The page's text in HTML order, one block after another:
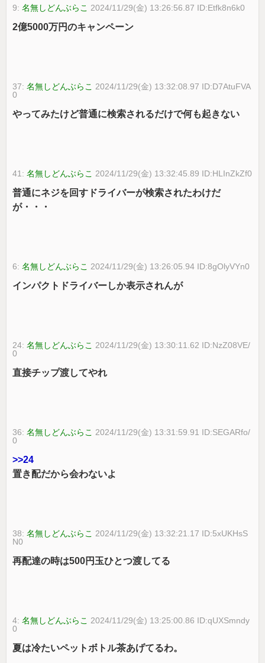
9:名無しどんぶらこ 2024/11/29(金) 13:26:56.87 ID:Etfk8n6k0
2億5000万円のキャンペーン
37:名無しどんぶらこ 2024/11/29(金) 13:32:08.97 ID:D7AtuFVA
0
やってみたけど普通に検索されるだけで何も起きない
41:名無しどんぶらこ 2024/11/29(金) 13:32:45.89 ID:HLInZkZf0
普通にネジを回すドライバーが検索されたわけだ
が・・・
6:名無しどんぶらこ 2024/11/29(金) 13:26:05.94 ID:8gOlyVYn0
インパクトドライバーしか表示されんが
24:名無しどんぶらこ 2024/11/29(金) 13:30:11.62 ID:NzZ08VE/
0
直接チップ渡してやれ
36:名無しどんぶらこ 2024/11/29(金) 13:31:59.91 ID:SEGARfo/
0
>>24
置き配だから会わないよ
38:名無しどんぶらこ 2024/11/29(金) 13:32:21.17 ID:5xUKHsS
N0
再配達の時は500円玉ひとつ渡してる
4:名無しどんぶらこ 2024/11/29(金) 13:25:00.86 ID:qUXSmndy
0
夏は冷たいペットボトル茶あげてるわ。